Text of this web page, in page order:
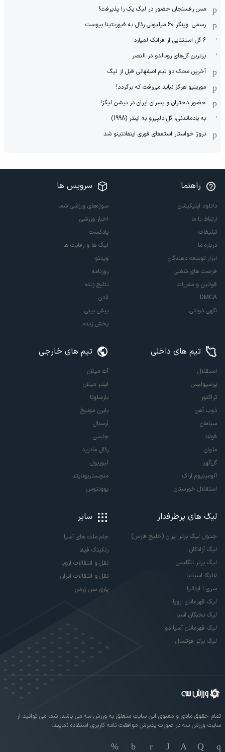
مس رفسنجان حضور در لیگ یک را پذیرفت!
رسمی: وینگر 60 میلیونی رئال به فیورنتینا پیوست
6 گل استثنایی از فرانک لمپارد
برترین گل‌های رونالدو در النصر
آخرین محک دو تیم اصفهانی قبل از لیگ
مورینیو هرگز نباید می‌رفت که برگردد!
حضور دختران و پسران ایران در نیشن لیگز!
به یادماندنی، گل دلپیرو به اینتر (1998)
نروژ خواستار استعفای فوری اینفانتینو شد
راهنما
دانلود اپلیکیشن
ارتباط با ما
تبلیغات
درباره ما
ابزار توسعه دهندگان
فرصت های شغلی
قوانین و مقررات
DMCA
آگهی دولتی
سرویس ها
سوژه‌های ورزشی شما
اخبار ورزشی
پادکست
لیگ ها و رقابت ها
ویدئو
روزنامه
نتایج زنده
آنتن
پیش بینی
پخش زنده
تیم های داخلی
استقلال
پرسپولیس
تراکتور
ذوب آهن
سپاهان
فولاد
ملوان
گل‌گهر
آلومینیوم اراک
استقلال خوزستان
تیم های خارجی
آث میلان
اینتر میلان
بارسلونا
بایرن مونیخ
آرسنال
چلسی
رئال مادرید
لیورپول
منچستریونایتد
یوونتوس
لیگ های پرطرفدار
جدول لیگ برتر ایران (خلیج فارس)
لیگ آزادگان
لیگ برتر انگلیس
لالیگا اسپانیا
سری آ ایتالیا
لیگ قهرمانان اروپا
لیگ نخبگان آسیا
لیگ قهرمانان آسیا دو
لیگ برتر فوتسال
سایر
جام ملت های آسیا
رنکینگ فیفا
نقل و انتقالات اروپا
نقل و انتقالات ایران
پاری سن ژرمن
تمام حقوق مادی و معنوی این سایت متعلق به ورزش سه می باشد. شما می توانید از
سایت ورزش سه در صورت پذیرش موافقت نامه کاربری استفاده نمایید.